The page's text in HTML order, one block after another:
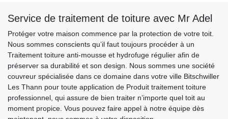
Service de traitement de toiture avec Mr Adel
Protéger votre maison commence par la protection de votre toit.
Nous sommes conscients qu’il faut toujours procéder à un
Traitement toiture anti-mousse et hydrofuge régulier afin de
préserver sa durabilité et son design. Nous sommes une société
couvreur spécialisée dans ce domaine dans votre ville Bitschwiller
Les Thann pour toute application de Produit traitement toiture
professionnel, qui assure de bien traiter n’importe quel toit au
moment propice. Vous pouvez faire appel à notre équipe dès